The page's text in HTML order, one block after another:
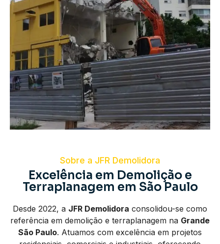
Sobre a JFR Demolidora
Excelência em Demolição e
Terraplanagem em São Paulo
Desde 2022, a JFR Demolidora consolidou-se como
referência em demolição e terraplanagem na Grande
São Paulo. Atuamos com excelência em projetos